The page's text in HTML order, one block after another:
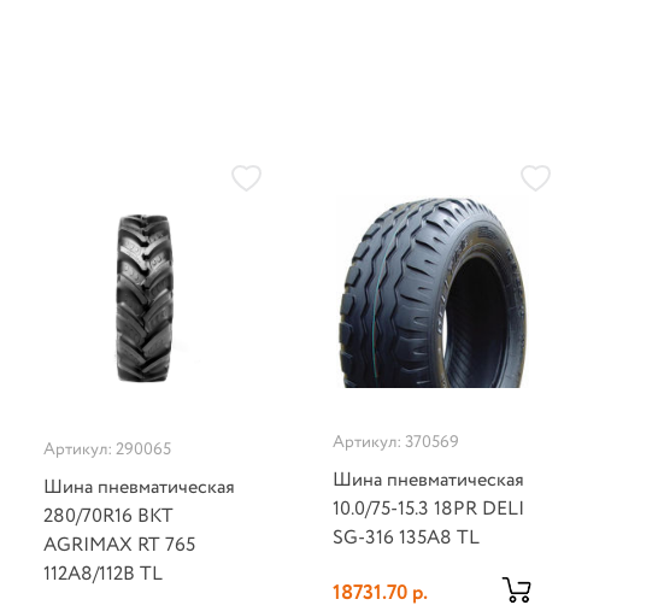
Артикул: 290065
Шина пневматическая
280/70R16 BKT
AGRIMAX RT 765
112A8/112B TL
Артикул: 370569
Шина пневматическая
10.0/75-15.3 18PR DELI
SG-316 135A8 TL
18731.70 р.